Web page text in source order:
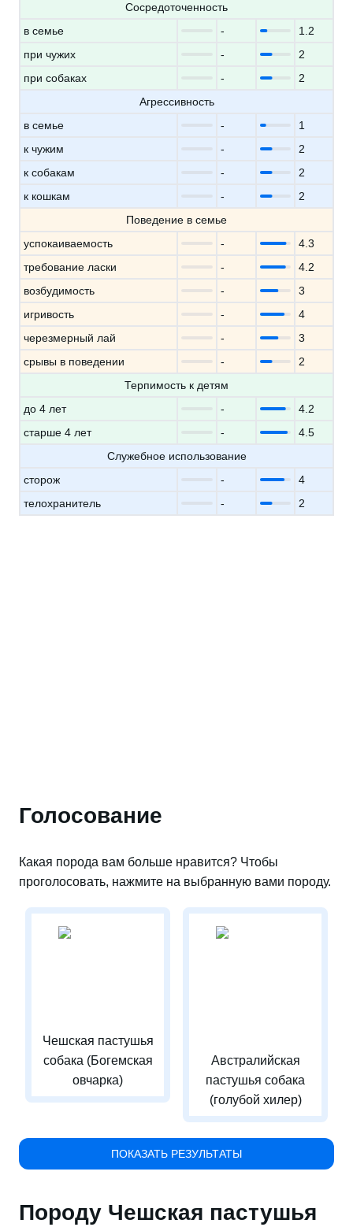
Сосредоточенность
в семье
-
1.2
при чужих
-
2
при собаках
-
2
Агрессивность
в семье
-
1
к чужим
-
2
к собакам
-
2
к кошкам
-
2
Поведение в семье
успокаиваемость
-
4.3
требование ласки
-
4.2
возбудимость
-
3
игривость
-
4
черезмерный лай
-
3
срывы в поведении
-
2
Терпимость к детям
до 4 лет
-
4.2
старше 4 лет
-
4.5
Служебное использование
сторож
-
4
телохранитель
- 2
Голосование
Какая порода вам больше нравится? Чтобы
проголосовать, нажмите на выбранную вами породу.
Чешская пастушья
собака (Богемская
овчарка)
Австралийская
пастушья собака
(голубой хилер)
ПОКАЗАТЬ РЕЗУЛЬТАТЫ
Породу Чешская пастушья